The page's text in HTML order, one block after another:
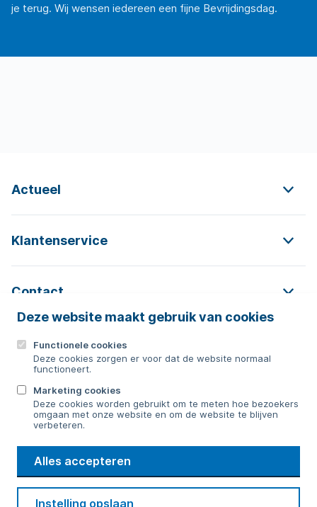
Deze website maakt gebruik van cookies
Functionele cookies
Deze cookies zorgen er voor dat de website normaal
functioneert.
Marketing cookies
Deze cookies worden gebruikt om te meten hoe bezoekers
omgaan met onze website en om de website te blijven
verbeteren.
Alles accepteren
Instelling opslaan
je terug. Wij wensen iedereen een fijne Bevrijdingsdag.
Actueel
Klantenservice
Contact
Contact
Bericht sturen
WMD
Drinkwater
Cookie voorkeuren